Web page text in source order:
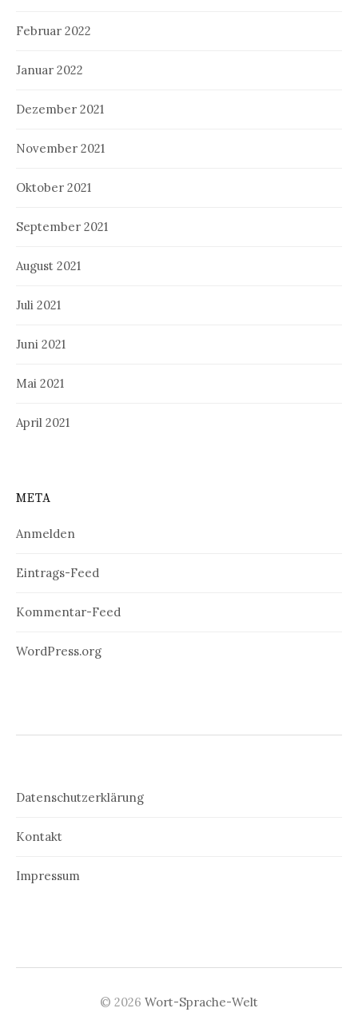
Februar 2022
Januar 2022
Dezember 2021
November 2021
Oktober 2021
September 2021
August 2021
Juli 2021
Juni 2021
Mai 2021
April 2021
META
Anmelden
Eintrags-Feed
Kommentar-Feed
WordPress.org
Datenschutzerklärung
Kontakt
Impressum
© 2026 Wort-Sprache-Welt